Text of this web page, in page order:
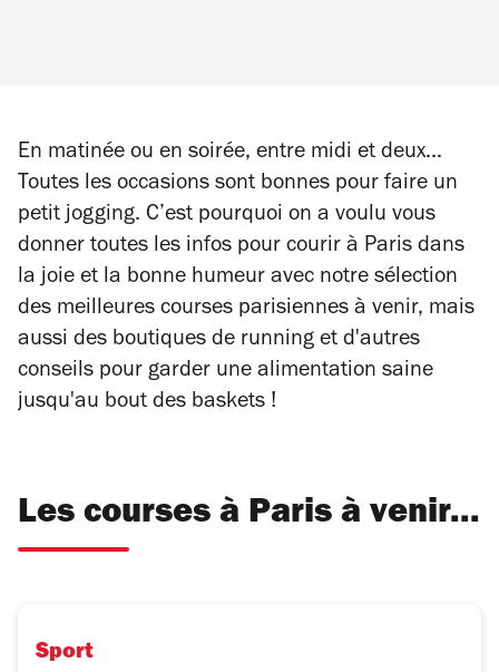
En matinée ou en soirée, entre midi et deux...
Toutes les occasions sont bonnes pour faire un
petit jogging. C’est pourquoi on a voulu vous
donner toutes les infos pour courir à Paris dans
la joie et la bonne humeur avec notre sélection
des meilleures courses parisiennes à venir, mais
aussi des boutiques de running et d'autres
conseils pour garder une alimentation saine
jusqu'au bout des baskets !
Les courses à Paris à venir...
Sport